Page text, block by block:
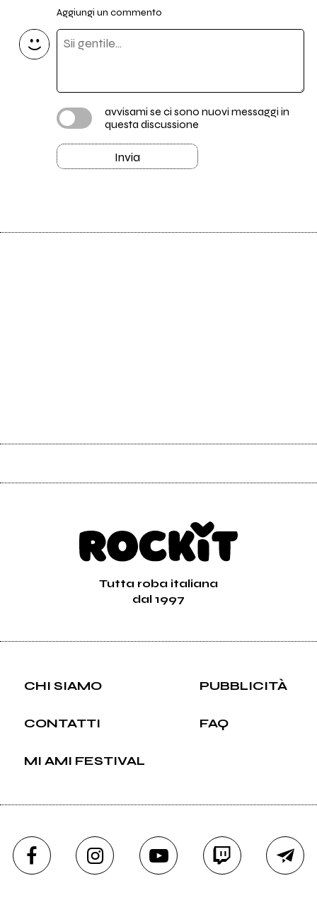
Aggiungi un commento
avvisami se ci sono nuovi messaggi in
questa discussione
Invia
Tutta roba italiana
dal 1997
CHI SIAMO PUBBLICITÀ
CONTATTI FAQ
MI AMI FESTIVAL